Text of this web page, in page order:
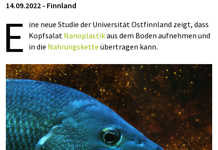
14.09.2022 - Finnland
E
ine neue Studie der Universität Ostfinnland zeigt, dass
Kopfsalat Nanoplastikaus dem Boden aufnehmen und
in die Nahrungskette übertragen kann.